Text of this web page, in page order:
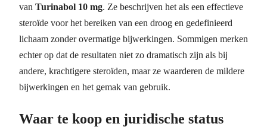
van Turinabol 10 mg. Ze beschrijven het als een effectieve
steroïde voor het bereiken van een droog en gedefinieerd
lichaam zonder overmatige bijwerkingen. Sommigen merken
echter op dat de resultaten niet zo dramatisch zijn als bij
andere, krachtigere steroïden, maar ze waarderen de mildere
bijwerkingen en het gemak van gebruik.
Waar te koop en juridische status